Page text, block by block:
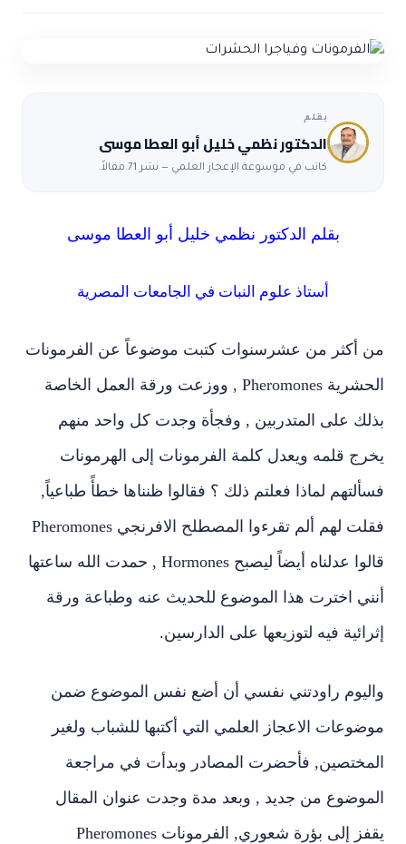
حول السنة
بقلم
الدكتور نظمي خليل أبو العطا موسى
كاتب في موسوعة الإعجاز العلمي — نشر 71 مقالاً.
بقلم الدكتور نظمي خليل أبو العطا موسى
أستاذ علوم النبات في الجامعات المصرية
من أكثر من عشرسنوات كتبت موضوعاً عن الفرمونات
الحشرية Pheromones , ووزعت ورقة العمل الخاصة
بذلك على المتدربين , وفجأة وجدت كل واحد منهم
يخرج قلمه ويعدل كلمة الفرمونات إلى الهرمونات
فسألتهم لماذا فعلتم ذلك ؟ فقالوا ظنناها خطأً طباعياً,
فقلت لهم ألم تقرءوا المصطلح الافرنجي Pheromones
قالوا عدلناه أيضاً ليصبح Hormones , حمدت الله ساعتها
أنني اخترت هذا الموضوع للحديث عنه وطباعة ورقة
إثرائية فيه لتوزيعها على الدارسين.
واليوم راودتني نفسي أن أضع نفس الموضوع ضمن
موضوعات الاعجاز العلمي التي أكتبها للشباب ولغير
المختصين, فأحضرت المصادر وبدأت في مراجعة
الموضوع من جديد , وبعد مدة وجدت عنوان المقال
يقفز إلى بؤرة شعوري, الفرمونات Pheromones